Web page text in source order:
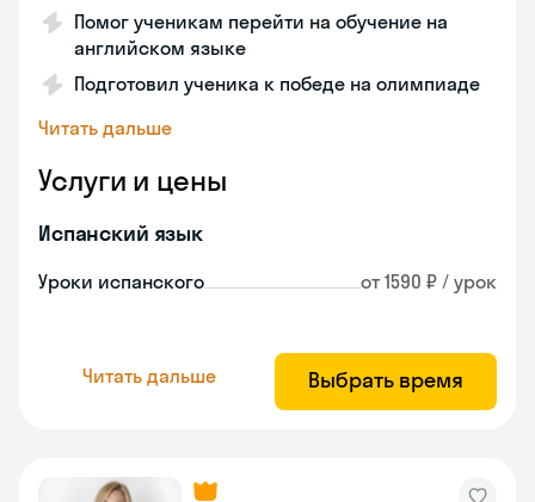
Помог ученикам перейти на обучение на
английском языке
Подготовил ученика к победе на олимпиаде
Читать дальше
Услуги и цены
Испанский язык
Уроки испанского от 1590 ₽ / урок
Читать дальше Выбрать время